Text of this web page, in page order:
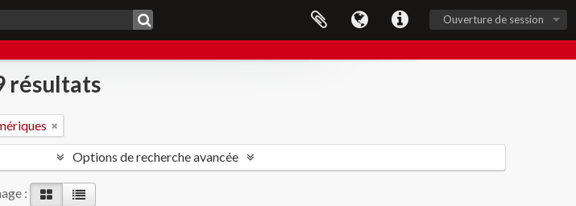
Ouverture de session
résultats
Options de recherche avancée
: